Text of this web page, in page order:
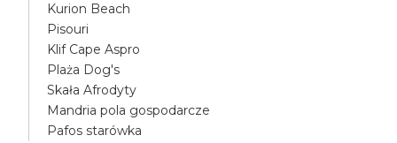
Kurion Beach
Pisouri
Klif Cape Aspro
Plaża Dog's
Skała Afrodyty
Mandria pola gospodarcze
Pafos starówka